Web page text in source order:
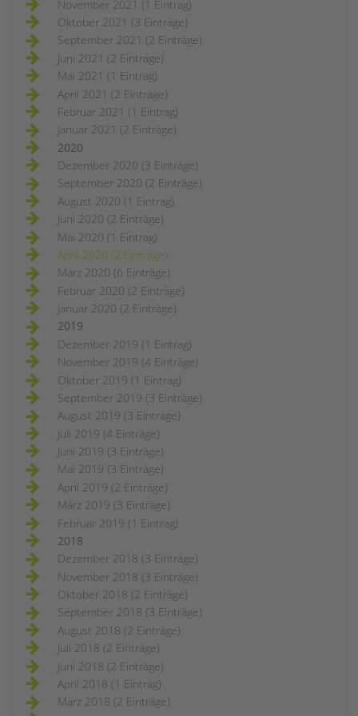
November 2021 (1 Eintrag)
Oktober 2021 (3 Einträge)
September 2021 (2 Einträge)
Juni 2021 (2 Einträge)
Mai 2021 (1 Eintrag)
April 2021 (2 Einträge)
Februar 2021 (1 Eintrag)
Januar 2021 (2 Einträge)
2020
Dezember 2020 (3 Einträge)
September 2020 (2 Einträge)
August 2020 (1 Eintrag)
Juni 2020 (2 Einträge)
Mai 2020 (1 Eintrag)
April 2020 (2 Einträge)
März 2020 (6 Einträge)
Februar 2020 (2 Einträge)
Januar 2020 (2 Einträge)
2019
Dezember 2019 (1 Eintrag)
November 2019 (4 Einträge)
Oktober 2019 (1 Eintrag)
September 2019 (3 Einträge)
August 2019 (3 Einträge)
Juli 2019 (4 Einträge)
Juni 2019 (3 Einträge)
Mai 2019 (3 Einträge)
April 2019 (2 Einträge)
März 2019 (3 Einträge)
Februar 2019 (1 Eintrag)
2018
Dezember 2018 (3 Einträge)
November 2018 (3 Einträge)
Oktober 2018 (2 Einträge)
September 2018 (3 Einträge)
August 2018 (2 Einträge)
Juli 2018 (2 Einträge)
Juni 2018 (2 Einträge)
April 2018 (1 Eintrag)
März 2018 (2 Einträge)